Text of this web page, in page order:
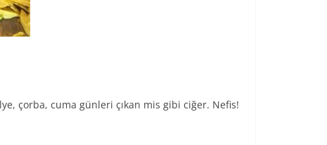
çorba, cuma günleri çıkan mis gibi ciğer. Nefis!